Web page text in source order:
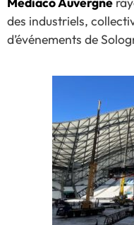
des industriels,
d’événements de